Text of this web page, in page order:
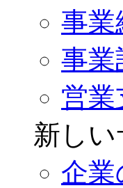
事業
事業
営業
新しい
企